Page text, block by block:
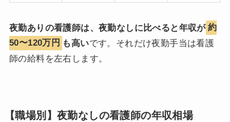
夜勤ありの看護師は、夜勤なしに比べると年収が 約
50〜120万円 も高いです。それだけ夜勤手当は看護
師の給料を左右します。
【職場別】夜勤なしの看護師の年収相場